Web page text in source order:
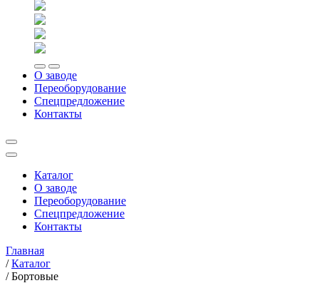
О заводе
Переоборудование
Спецпредложение
Контакты
Каталог
О заводе
Переоборудование
Спецпредложение
Контакты
Главная
/ Каталог
/ Бортовые